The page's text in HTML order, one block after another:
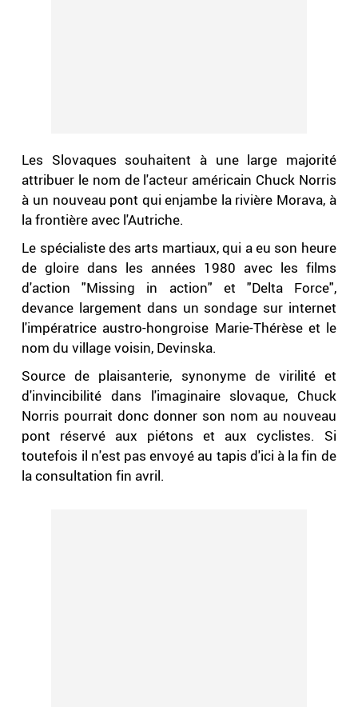
Les Slovaques souhaitent à une large majorité
attribuer le nom de l'acteur américain Chuck Norris
à un nouveau pont qui enjambe la rivière Morava, à
la frontière avec l'Autriche.
Le spécialiste des arts martiaux, qui a eu son heure
de gloire dans les années 1980 avec les films
d'action "Missing in action" et "Delta Force",
devance largement dans un sondage sur internet
l'impératrice austro-hongroise Marie-Thérèse et le
nom du village voisin, Devinska.
Source de plaisanterie, synonyme de virilité et
d'invincibilité dans l'imaginaire slovaque, Chuck
Norris pourrait donc donner son nom au nouveau
pont réservé aux piétons et aux cyclistes. Si
toutefois il n'est pas envoyé au tapis d'ici à la fin de
la consultation fin avril.